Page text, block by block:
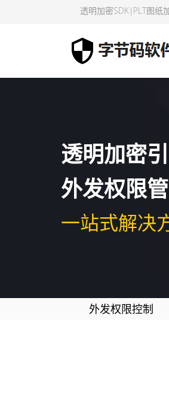
透明加密SDK|PLT图
透明加密
外发权限
一站式解决
外发权限控制